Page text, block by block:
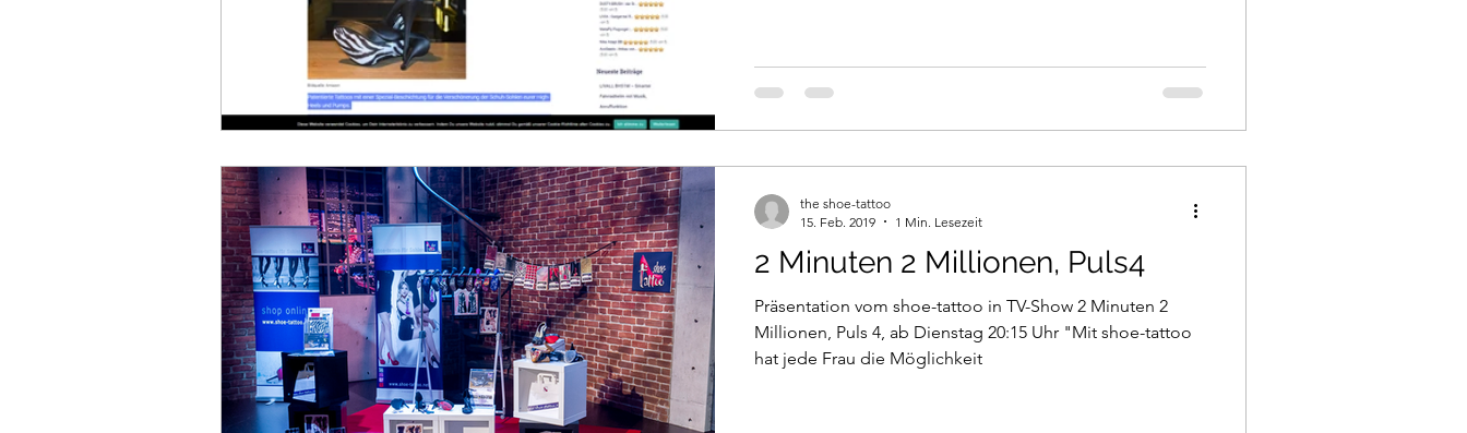
2 Minuten 2 Millionen, Puls4
Präsentation vom shoe-tattoo in TV-Show 2 Minuten 2
Millionen, Puls 4, ab Dienstag 20:15 Uhr "Mit shoe-tattoo
hat jede Frau die Möglichkeit
the shoe-tattoo
15. Feb. 2019
1 Min. Lesezeit